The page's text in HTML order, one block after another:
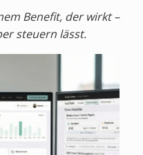
Benefit, der wirkt –
steuern lässt.